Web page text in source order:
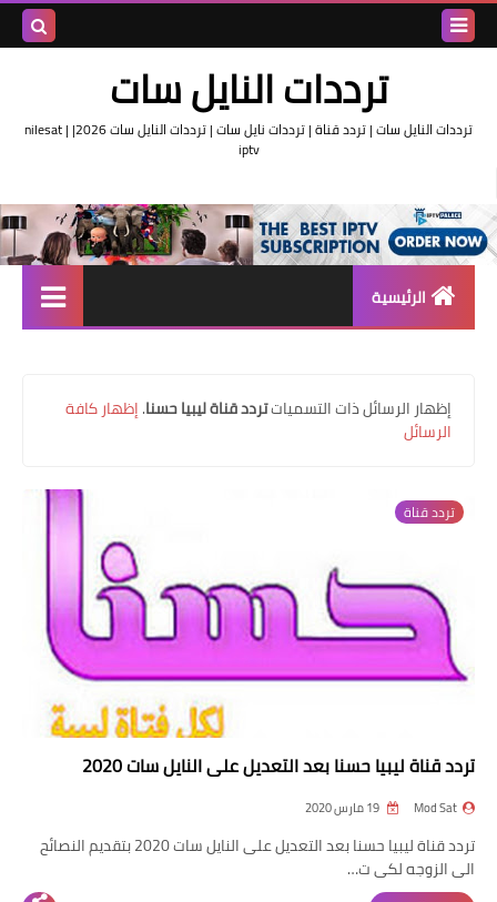
ترددات النايل سات
ترددات النايل سات | تردد قناة | ترددات نايل سات | ترددات النايل سات 2026| nilesat |
iptv
الرئيسية
اقوى ترددات النايل سات
iptv
ترددات النايل سات
ترددات النايل سات
‏إظهار الرسائل ذات التسمياتتردد قناة ليبيا حسنا.إظهار كافة
الرسائل
تردد قناة
تردد قناة ليبيا حسنا بعد التعديل على النايل سات 2020
Mod Sat
تردد قناة ليبيا حسنا بعد التعديل على النايل سات 2020 بتقديم النصائح
الى الزوجه لكى ت…